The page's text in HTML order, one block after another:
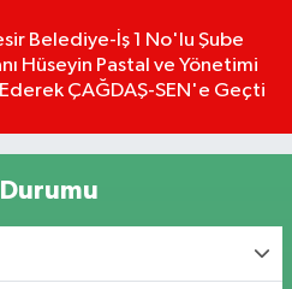
Belediye-İş 1 No'lu Şube
Hüseyin Pastal ve Yönetimi
ÇAĞDAŞ-SEN'e Geçti